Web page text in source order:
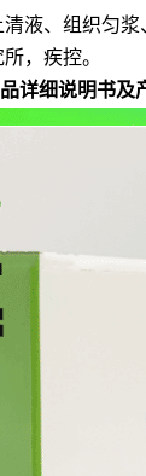
清液、组织匀
，疾控。
详细说明书及